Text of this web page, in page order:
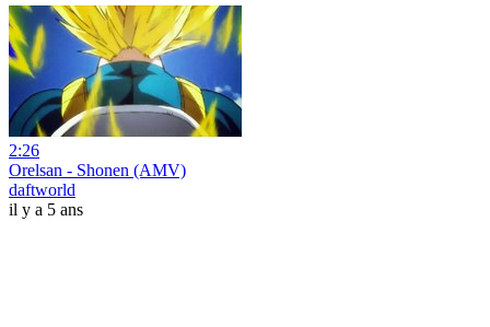
2:26
Orelsan - Shonen (AMV)
daftworld
il y a 5 ans